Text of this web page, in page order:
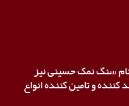
سنگ نمک حسینی نیز
و تامین کننده انواع